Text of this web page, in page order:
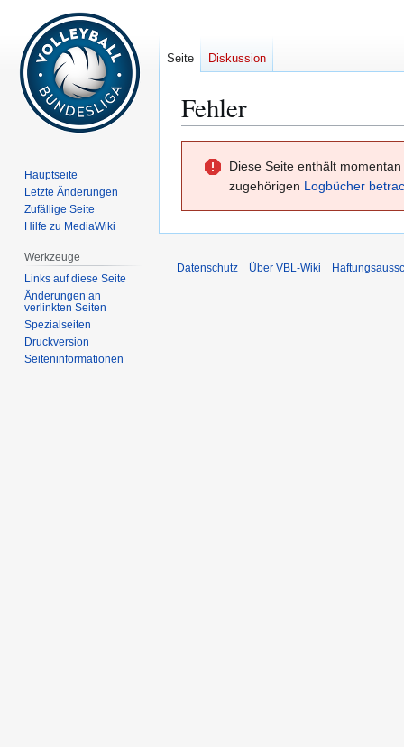
Fehler
Navigation
springen
Suche
springen
Diese Seite enthält
zugehörigen Logbücher
Seite Diskussion
Hauptseite
Letzte Änderungen
Zufällige Seite
Hilfe zu MediaWiki
Werkzeuge
Links auf diese Seite
Änderungen an
verlinkten Seiten
Spezialseiten
Druckversion
Seiten­­informationen
Datenschutz Über VBL-Wiki